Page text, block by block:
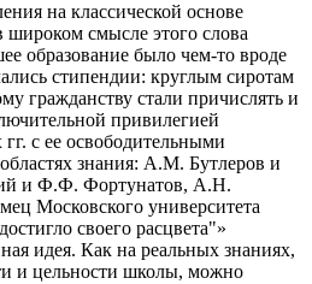
на классической основе
смысле этого слова
образование было чем-то вроде
стипендии: круглым сиротам
гражданству стали причислять и
привилегией
с ее освободительными
знания: А.М. Бутлеров и
и Ф.Ф. Фортунатов, А.Н.
Московского университета
своего расцвета"»
идея. Как на реальных знаниях,
и цельности школы, можно